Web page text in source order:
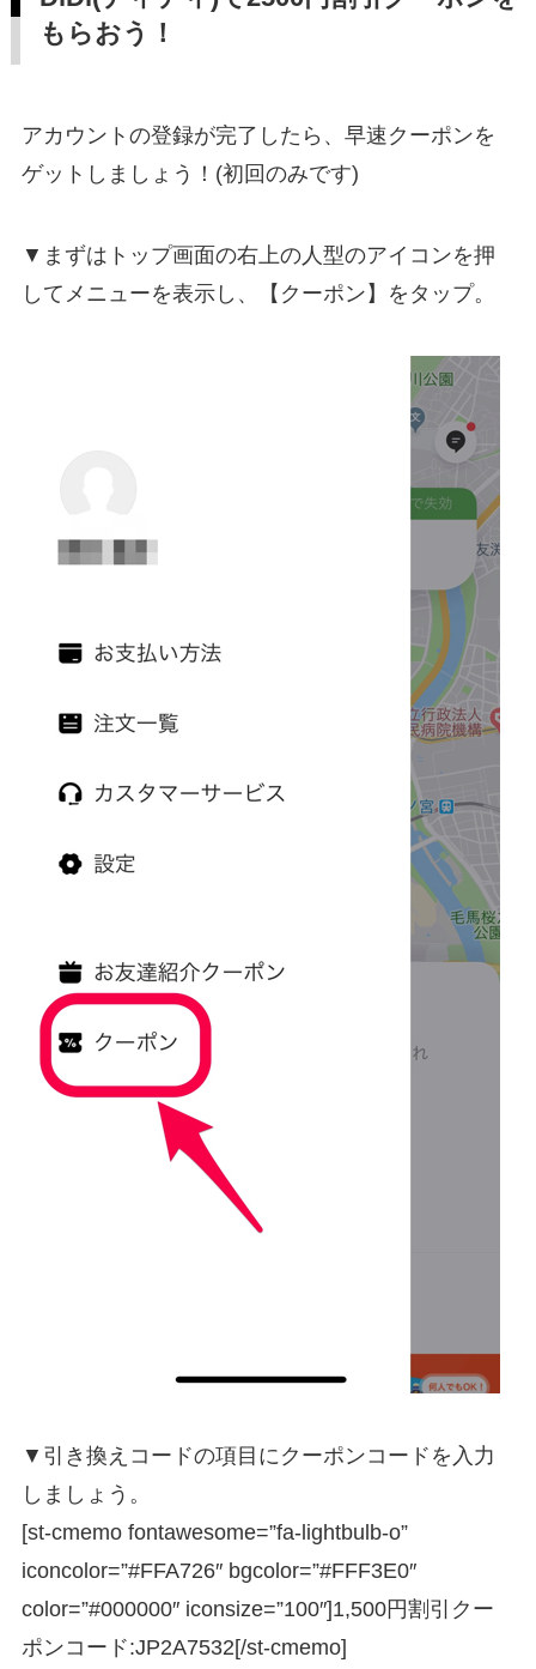
もらおう！
アカウントの登録が完了したら、早速クーポンを
ゲットしましょう！(初回のみです)
▼まずはトップ画面の右上の人型のアイコンを押
してメニューを表示し、【クーポン】をタップ。
▼引き換えコードの項目にクーポンコードを入力
しましょう。
[st-cmemo fontawesome=”fa-lightbulb-o”
iconcolor=”#FFA726″ bgcolor=”#FFF3E0″
color=”#000000″ iconsize=”100″]1,500円割引クー
ポンコード:JP2A7532[/st-cmemo]